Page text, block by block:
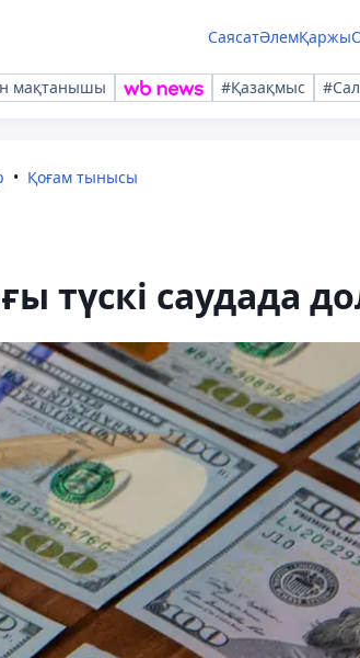
СаясатӘлемҚаржы
мақтанышы #Қазақмыс
Қоғам тынысы
түскі саудада